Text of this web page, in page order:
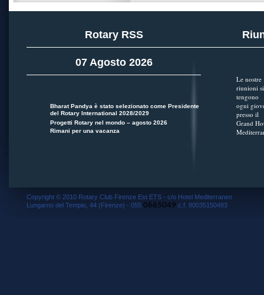
Rotary RSS
07 Agosto 2026
Bharat Pandya è stato selezionato come Presidente
del Rotary International 2028/2029
Progetti Rotary nel mondo – agosto 2026
Rimani per una vacanza
Le nostre
riunioni si
tengono
ogni
presso il
Grand
Copyright © 2010 Rotary Club Firenze Est ETS - c/o Hotel Mediterraneo
Lungarno del Tempio, 44 (Firenze) - 055. 0665049 c.f. 80035150483